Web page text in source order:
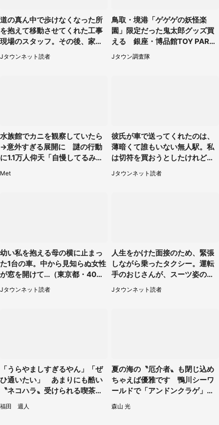
道の真ん中で歩けなくなった所
を抱えて移動させてくれた工事
現場のスタッフ。その後、家ま
で私を送ると（大阪府・40代女
性）
Jタウンネット読者
鳥取・境港「ゲゲゲの妖怪楽
園」限定だった鬼太郎グッズ買
える 銀座・博品館TOY PARK
へ急げ【8／8～31】
Jタウン調査隊
水族館でカニを観察していたら
→意外すぎる展開に 謎の行動
に1.1万人仰天「自慢してるみた
Met
彼氏が車で送ってくれたのは、
薄暗くて誰もいない無人駅。私
は切符を買おうとしたけれど
（山形県・20代女性）
Jタウンネット読者
幼い私を抱える母の横に止まっ
た1台の車。中から見知らぬ女性
が窓を開けて...（東京都・40代
Jタウンネット読者
人生をかけた面接のため、緊張
しながら乗ったタクシー。運転
手のおじさんが、スーツ姿の私
を見て...（福岡県・30代女性）
Jタウンネット読者
「うらやましすぎるやん」「ぜ
ひ通いたい」 あまりにも酷い
〝ネコハラ〟受けられる喫茶店
に5.3万人驚がく
福田 週人
夏の海の〝厄介者〟も閉じ込め
ちゃえば優雅です 鴨川シーワ
ールドで「アンドンクラゲ」期
間限定展示【7／29～】
森山 光